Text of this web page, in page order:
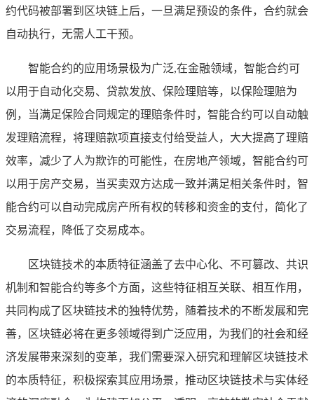
约代码被部署到区块链上后，一旦满足预设的条件，合约就会
自动执行，无需人工干预。
智能合约的应用场景极为广泛,在金融领域，智能合约可
以用于自动化交易、贷款发放、保险理赔等，以保险理赔为
例，当满足保险合同规定的理赔条件时，智能合约可以自动触
发理赔流程，将理赔款项直接支付给受益人，大大提高了理赔
效率，减少了人为欺诈的可能性，在房地产领域，智能合约可
以用于房产交易，当买卖双方达成一致并满足相关条件时，智
能合约可以自动完成房产所有权的转移和资金的支付，简化了
交易流程，降低了交易成本。
区块链技术的本质特征涵盖了去中心化、不可篡改、共识
机制和智能合约等多个方面，这些特征相互关联、相互作用，
共同构成了区块链技术的独特优势，随着技术的不断发展和完
善，区块链必将在更多领域得到广泛应用，为我们的社会和经
济发展带来深刻的变革，我们需要深入研究和理解区块链技术
的本质特征，积极探索其应用场景，推动区块链技术与实体经